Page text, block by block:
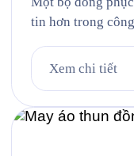
tin hơn trong
khách hàng. Đó
nhiều doanh
Xem chi tiết